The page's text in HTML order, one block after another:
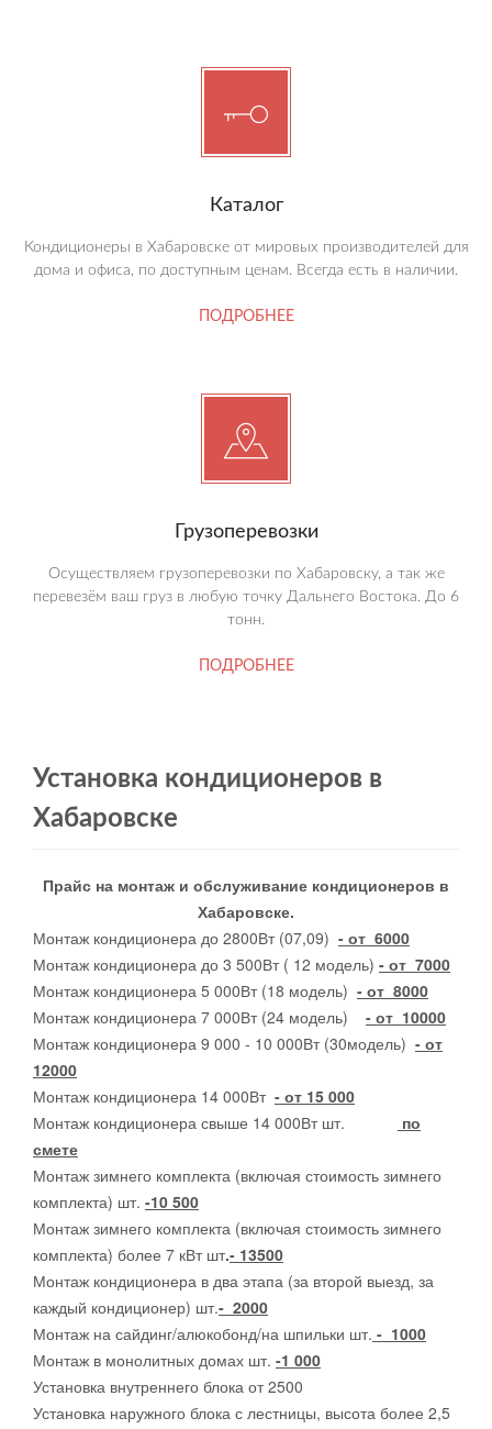
Каталог
Кондиционеры в Хабаровске от мировых производителей для
дома и офиса, по доступным ценам. Всегда есть в наличии.
ПОДРОБНЕЕ
Грузоперевозки
Осуществляем грузоперевозки по Хабаровску, а так же
перевезём ваш груз в любую точку Дальнего Востока. До 6
тонн.
ПОДРОБНЕЕ
Установка кондиционеров в
Хабаровске
Прайс на монтаж и обслуживание кондиционеров в
Хабаровске.
Монтаж кондиционера до 2800Вт (07,09) - от 6000
Монтаж кондиционера до 3 500Вт ( 12 модель) - от 7000
Монтаж кондиционера 5 000Вт (18 модель) - от 8000
Монтаж кондиционера 7 000Вт (24 модель) - от 10000
Монтаж кондиционера 9 000 - 10 000Вт (30модель) - от
12000
Монтаж кондиционера 14 000Вт - от 15 000
Монтаж кондиционера свыше 14 000Вт шт.
по
смете
Монтаж зимнего комплекта (включая стоимость зимнего
комплекта) шт. -10 500
Монтаж зимнего комплекта (включая стоимость зимнего
комплекта) более 7 кВт шт.- 13500
Монтаж кондиционера в два этапа (за второй выезд, за
каждый кондиционер) шт.- 2000
Монтаж на сайдинг/алюкобонд/на шпильки шт. - 1000
Монтаж в монолитных домах шт. -1 000
Установка внутреннего блока от 2500
Установка наружного блока с лестницы, высота более 2,5